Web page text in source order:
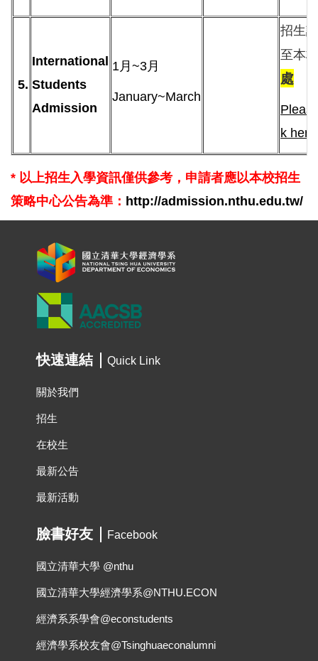
5.
International
Students
Admission
1月~3月
January~March
招生
至本校
處
k here
* 以上招生入學資訊僅供參考，申請者應以本校招生
策略中心公告為準： http://admission.nthu.edu.tw/
快速連結 Quick Link
關於我們
招生
在校生
最新公告
最新活動
臉書好友 Facebook
國立清華大學 @nthu
國立清華大學經濟學系@NTHU.ECON
經濟系系學會@econstudents
經濟學系校友會@Tsinghuaeconalumni